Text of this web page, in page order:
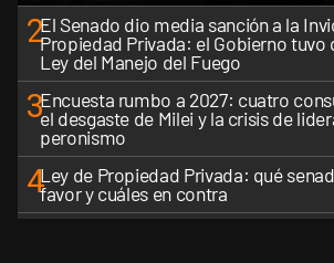
2El Senado dio media sanción a la
Propiedad Privada: el Gobierno tuvo
Ley del Manejo del Fuego
3Encuesta rumbo a 2027: cuatro
el desgaste de Milei y la crisis de
peronismo
4Ley de Propiedad Privada: qué
favor y cuáles en contra